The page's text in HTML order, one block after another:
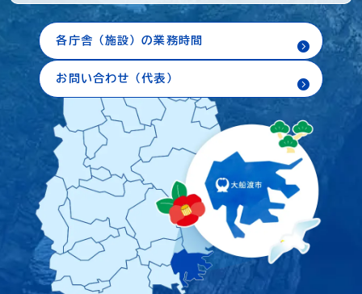
各庁舎（施設）の業務時間
お問い合わせ（代表）